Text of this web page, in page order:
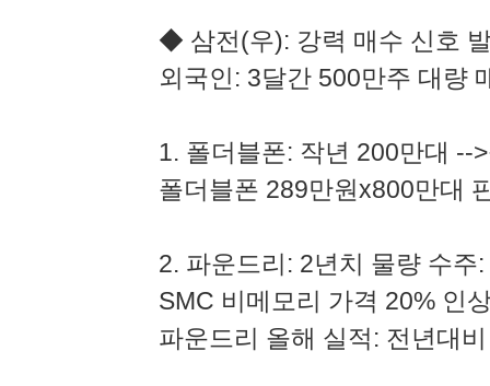
◆ 삼전(우): 강력 매수 신호
외국인: 3달간 500만주 대량
1. 폴더블폰: 작년 200만대 --
폴더블폰 289만원x800만대
2. 파운드리: 2년치 물량 수
SMC 비메모리 가격 20% 인
파운드리 올해 실적: 전년대